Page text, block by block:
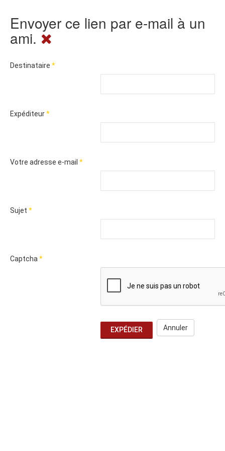
Envoyer ce lien par e-mail à un
ami.
Destinataire *
Expéditeur*
Votre adresse e-mail *
Sujet *
Captcha *
EXPÉDIER Annuler